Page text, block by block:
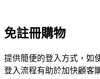
免註冊購物
提供簡便的登入方式，如
登入流程有助於加快顧客